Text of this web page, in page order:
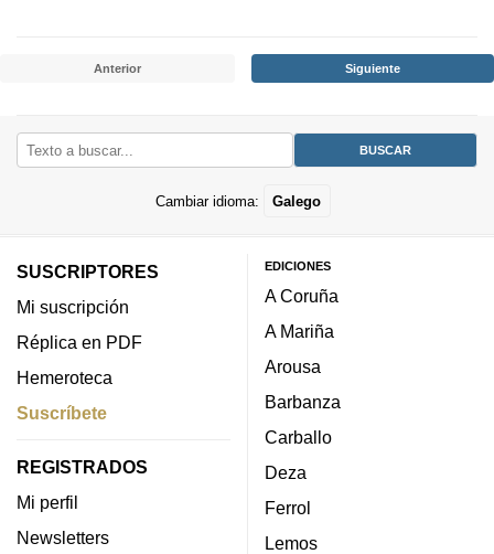
Anterior Siguiente
Cambiar idioma: Galego
SUSCRIPTORES
Mi suscripción
Réplica en PDF
Hemeroteca
Suscríbete
REGISTRADOS
Mi perfil
Newsletters
EDICIONES
A Coruña
A Mariña
Arousa
Barbanza
Carballo
Deza
Ferrol
Lemos